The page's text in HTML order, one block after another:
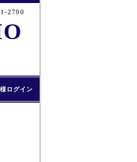
2790
ログイン